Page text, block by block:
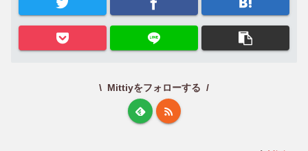
Mittiyをフォローする